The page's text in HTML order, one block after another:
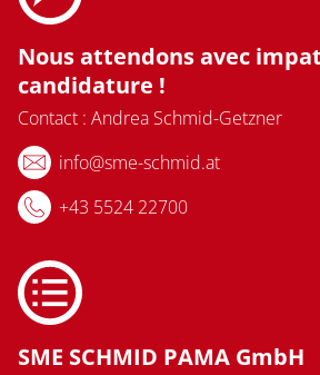
Nous attendons avec
candidature !
Contact : Andrea Schmid-Getzner
info@sme-schmid.at
+43 5524 22700
SME SCHMID PAMA GmbH